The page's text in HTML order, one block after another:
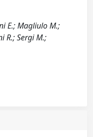
E.; Magliulo M.;
R.; Sergi M.;